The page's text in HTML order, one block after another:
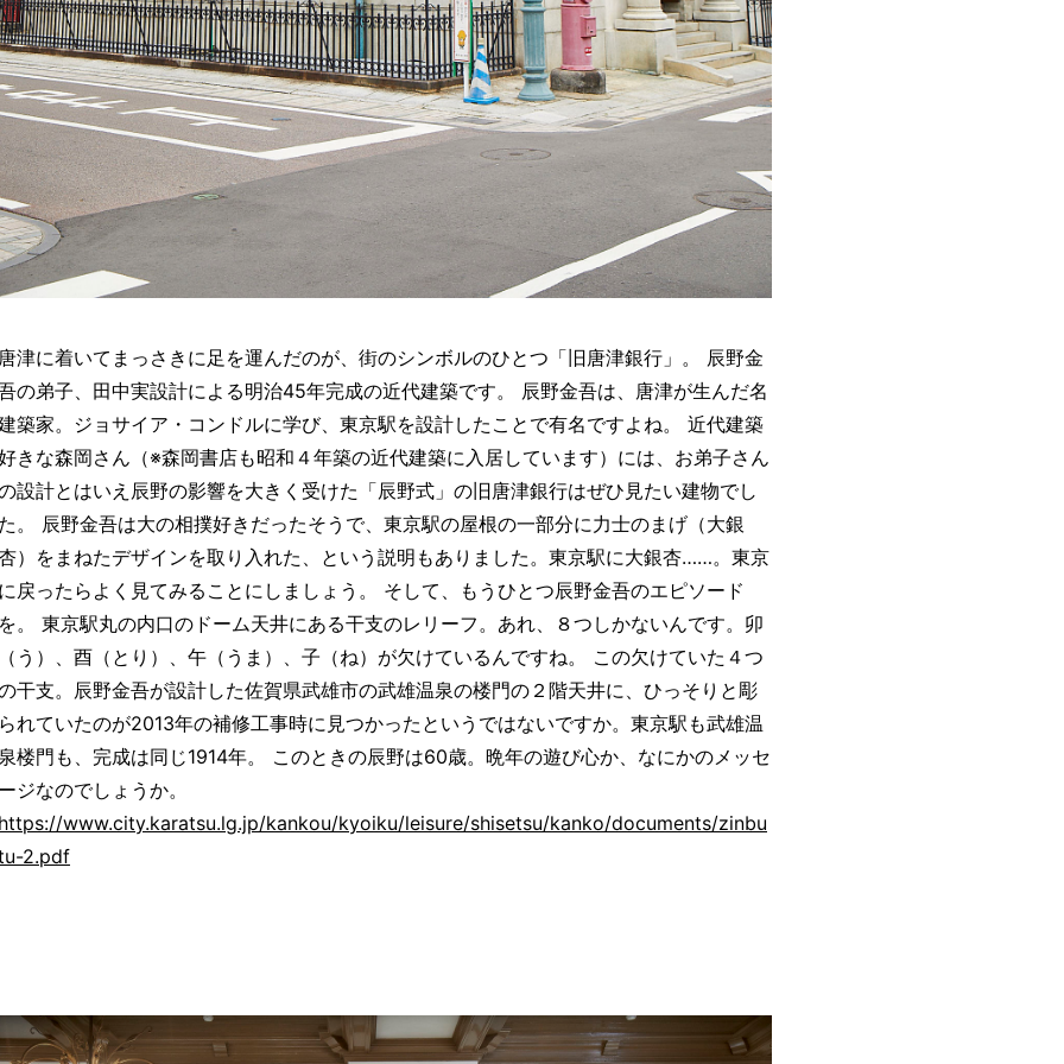
津に着いてまっさきに足を運んだのが、街のシンボルのひとつ「旧唐津銀行」。 辰野金
の弟子、田中実設計による明治45年完成の近代建築です。 辰野金吾は、唐津が生んだ名
築家。ジョサイア・コンドルに学び、東京駅を設計したことで有名ですよね。 近代建築
きな森岡さん（※森岡書店も昭和４年築の近代建築に入居しています）には、お弟子さん
設計とはいえ辰野の影響を大きく受けた「辰野式」の旧唐津銀行はぜひ見たい建物でし
。 辰野金吾は大の相撲好きだったそうで、東京駅の屋根の一部分に力士のまげ（大銀
）をまねたデザインを取り入れた、という説明もありました。東京駅に大銀杏……。東京
戻ったらよく見てみることにしましょう。 そして、もうひとつ辰野金吾のエピソード
。 東京駅丸の内口のドーム天井にある干支のレリーフ。あれ、８つしかないんです。卯
う）、酉（とり）、午（うま）、子（ね）が欠けているんですね。 この欠けていた４つ
干支。辰野金吾が設計した佐賀県武雄市の武雄温泉の楼門の２階天井に、ひっそりと彫
れていたのが2013年の補修工事時に見つかったというではないですか。東京駅も武雄温
楼門も、完成は同じ1914年。 このときの辰野は60歳。晩年の遊び心か、なにかのメッセ
ジなのでしょうか。
www.city.karatsu.lg.jp/kankou/kyoiku/leisure/shisetsu/kanko/documents/zinbu
2.pdf